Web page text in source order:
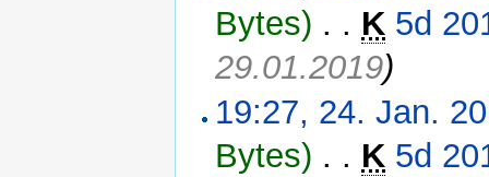
Bytes) . . K 5d
29.01.2019)
19:27, 24. Jan.
Bytes) . . K 5d